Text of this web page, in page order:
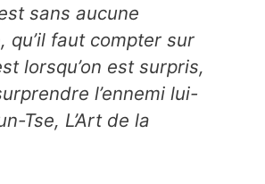
sans aucune
qu’il faut compter sur
lorsqu’on est surpris,
l’ennemi lui-
Tse, L’Art de la